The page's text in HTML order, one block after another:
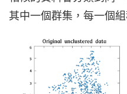
其中一個群集，每一個